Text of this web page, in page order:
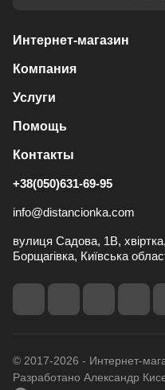
Интернет-магазин
Компания
Услуги
Помощь
Контакты
+38(050)631-69-95
info@distancionka.com
вулиця Садова, 1В,
Борщагівка, Київська
© 2017-2026 - Интернет-
Разработано Александр